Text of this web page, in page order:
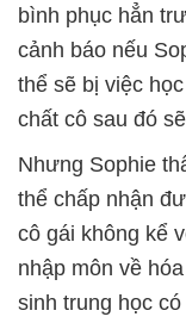
bình phục hẳn
cảnh báo nếu
thể sẽ bị việc
chất cô sau đó
Nhưng Sophie
thể chấp nhận
cô gái không kể
nhập môn về
sinh trung học